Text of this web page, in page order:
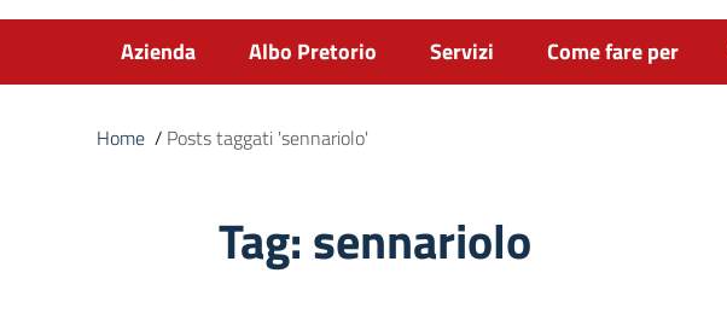
Submenu
Azienda Albo Pretorio Servizi Come fare per
Home / Posts taggati 'sennariolo'
Tag:sennariolo